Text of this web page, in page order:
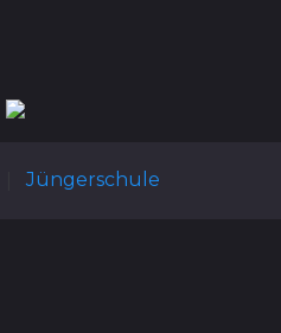
Jüngerschule